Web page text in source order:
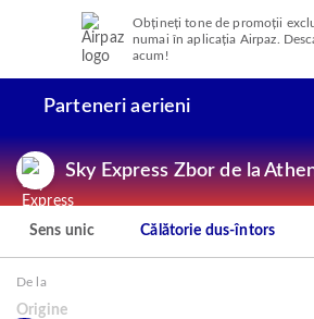
Obțineți tone de promoții
numai în aplicația Airpaz.
acum!
Parteneri aerieni
Sky Express Zbor de la
Sens unic Călătorie dus-întors
De la
Origine